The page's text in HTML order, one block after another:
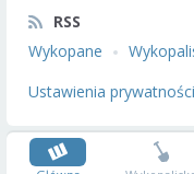
RSS
Wykopane
Ustawienia prywatności